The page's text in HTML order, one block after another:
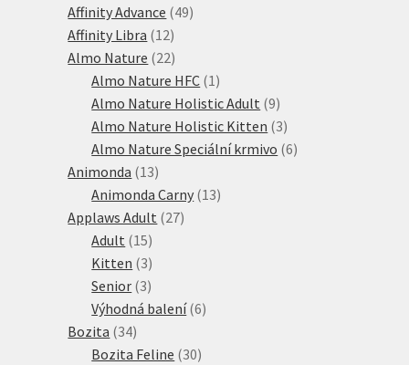
produkty
Affinity Advance 4949
Affinity Libra 1212
produktů
Almo Nature 2222
produktů
Almo Nature HFC 1 1
produkt
Almo Nature Holistic Adult 99
produktů
Almo Nature Holistic Kitten 33
produkty
Almo Nature Speciální krmivo 66
Animonda 1313
produktů
Animonda Carny 1313
Applaws Adult 2727
Adult 1515
produktů
Kitten 33
produkty
Senior 33
produkty
Výhodná balení 66
Bozita 3434
produktů
Bozita Feline 3030